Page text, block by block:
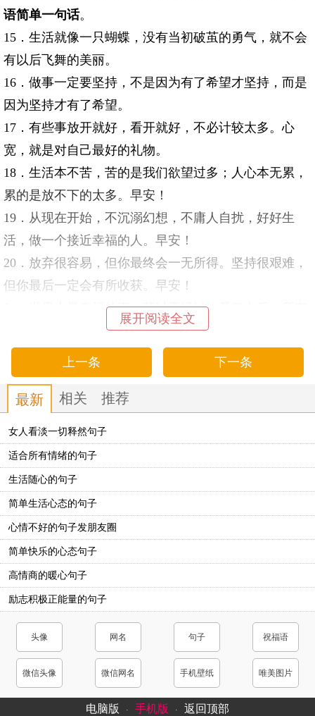
语简单一句话。
15．生活就像一只蝴蝶，没有当初破茧的勇气，就不会
有以后飞舞的美丽。
16．做事一定要坚持，不是因为有了希望才坚持，而是
因为坚持才有了希望。
17．有些事放开就好，看开就好，不必计较太多。心
宽，就是对自己最好的礼物。
18．生活本不苦，苦的是我们欲望过多；人心本无累，
累的是放不下的太多。早安！
19．从现在开始，不沉溺幻想，不庸人自扰，好好生
活，做一个接近幸福的人。早安！
20．放弃很容易，但你最终会一无所得。坚持很艰难，
但你最后一定会有所收获。早安！
21．世界上最幸福的事，莫过于经过一番努力后，所有
东西正慢慢变成你想要的样子。早安！
22．生活不会变容易，但你可以变强大，愿所有的努力
都不白费，所有的坚持都能梦想成真。早安！
23．给自己一个微笑，让心情豁然开朗，不为昨天而懊
24．清清楚楚看昨天，扎扎实实抓今天，高高兴兴看明
天。向昨天要经验，向明天要动力，向今天要成果。
25．生命不在于你活了多久，而在于你经历了多少令人
怦然心动的瞬间。每个人都有自己的人生，活好自己就
好。早安！
26．往后余生，愿你不念过往，不畏将来，笑对生活中
的风风雨雨，任凭时光荏苒，每一天都是自己喜欢的模
样。早安！
27．世界上所有的惊喜和好运，都是你累积的温柔和善
良，做一个温柔纯良且内心强大的人，温暖自己，也照
亮别人！早安！
28．时间就像筛子，不停的过滤一些人，熬得住，出
展开阅读全文
上一条 下一条
最新 相关 推荐
女人看淡一切释然句子
适合所有情绪的句子
生活随心的句子
简单生活心态的句子
心情不好的句子发朋友圈
简单快乐的心态句子
高情商的暖心句子
励志积极正能量的句子
头像 网名 句子 祝福语
微信头像 微信网名 手机壁纸 唯美图片
电脑版 · 手机版 · 返回顶部